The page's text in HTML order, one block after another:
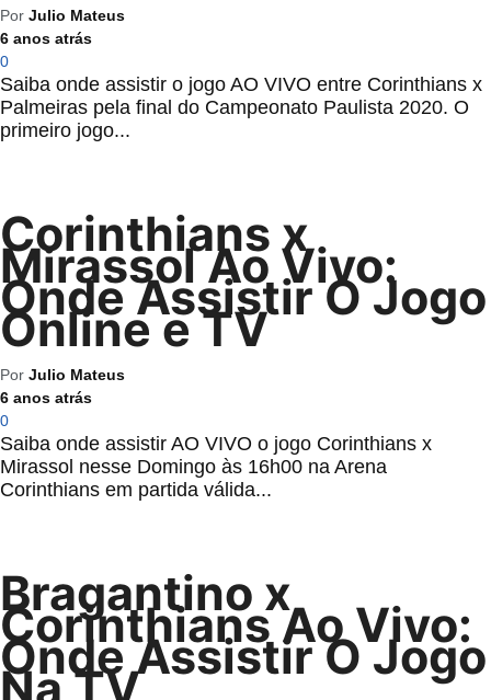
Por Julio Mateus
6 anos atrás
0
Saiba onde assistir o jogo AO VIVO entre Corinthians x
Palmeiras pela final do Campeonato Paulista 2020. O
primeiro jogo...
Corinthians x
Mirassol Ao Vivo:
Onde Assistir O Jogo
Online e TV
Por Julio Mateus
6 anos atrás
0
Saiba onde assistir AO VIVO o jogo Corinthians x
Mirassol nesse Domingo às 16h00 na Arena
Corinthians em partida válida...
Bragantino x
Corinthians Ao Vivo:
Onde Assistir O Jogo
Na TV